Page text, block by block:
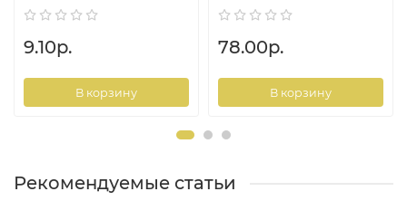
9.10р.
В корзину
78.00р.
В корзину
Рекомендуемые статьи